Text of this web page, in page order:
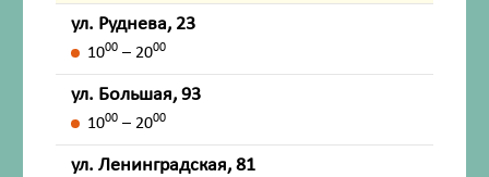
Квантум таблетки №4 для собак и кошек (со
вкусом курицы)
ул. Руднева, 23
1000 – 2000
ул. Большая, 93
1000 – 2000
ул. Ленинградская, 81